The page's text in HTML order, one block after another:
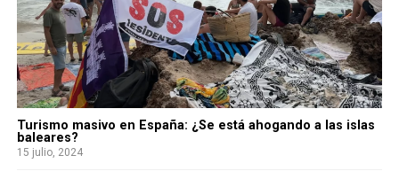
Turismo masivo en España: ¿Se está ahogando a las islas
baleares?
15 julio, 2024